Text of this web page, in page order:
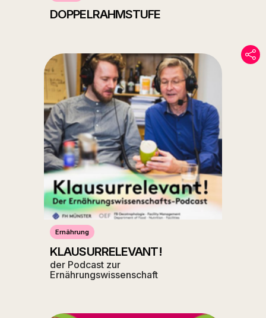
DOPPELRAHMSTUFE
Ernährung
KLAUSURRELEVANT!
der Podcast zur
Ernährungswissenschaft